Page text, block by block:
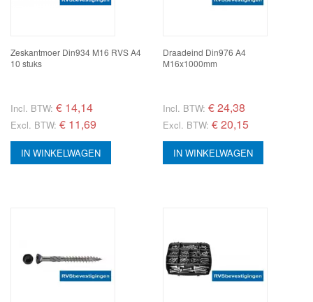
Zeskantmoer Din934 M16 RVS A4
10 stuks
Incl. BTW: € 14,14
Excl. BTW: € 11,69
IN WINKELWAGEN
Draadeind Din976 A4
M16x1000mm
Incl. BTW: €24,38
Excl. BTW: € 20,15
IN WINKELWAGEN